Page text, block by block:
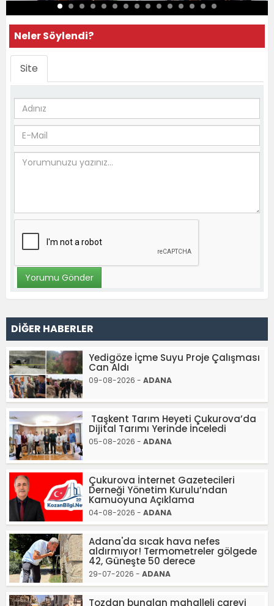
Neler Söylendi?
Site
DİĞER HABERLER
Yedigöze İçme Suyu Proje Çalışması
Can Aldı
09-08-2026 - ADANA
Taşkent Tarım Heyeti Çukurova’da
Dijital Tarımı Yerinde İnceledi
05-08-2026 - ADANA
Çukurova İnternet Gazetecileri
Derneği Yönetim Kurulu’ndan
Kamuoyuna Açıklama
04-08-2026 - ADANA
Adana'da sıcak hava nefes
aldırmıyor! Termometreler gölgede
42, Güneşte 50 derece
29-07-2026 - ADANA
Tozdan bunalan mahalleli çareyi